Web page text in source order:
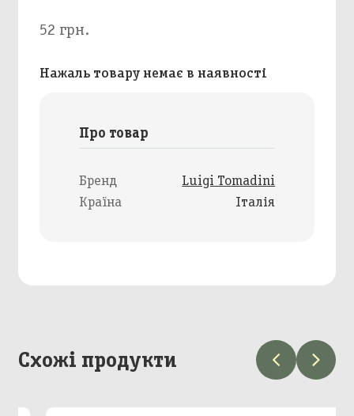
52 грн.
Нажаль товару немає в наявності
Про товар
Бренд
Luigi Tomadini
Країна
Італія
Схожі продукти